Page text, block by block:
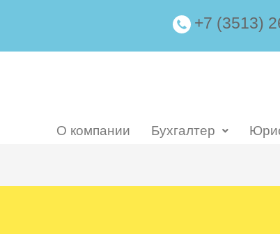
+7 (3513)
О компании Бухгалтер